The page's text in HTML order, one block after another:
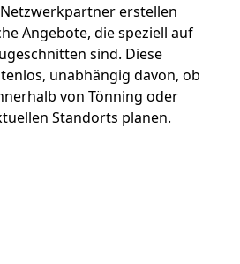
erstellen
Angebote, die speziell auf
sind. Diese
unabhängig davon, ob
von Tönning oder
Standorts planen.